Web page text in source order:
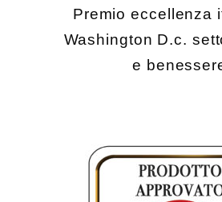
Premio eccellenza
Washington D.c.
e